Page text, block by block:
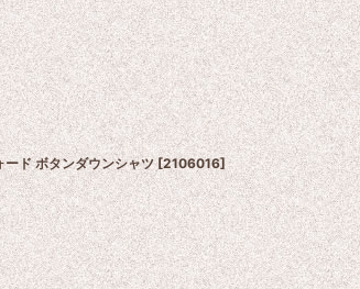
ド ボタンダウンシャツ [2106016]